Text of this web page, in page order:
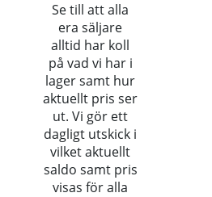
Se till att alla
era säljare
alltid har koll
på vad vi har i
lager samt hur
aktuellt pris ser
ut. Vi gör ett
dagligt utskick i
vilket aktuellt
saldo samt pris
visas för alla